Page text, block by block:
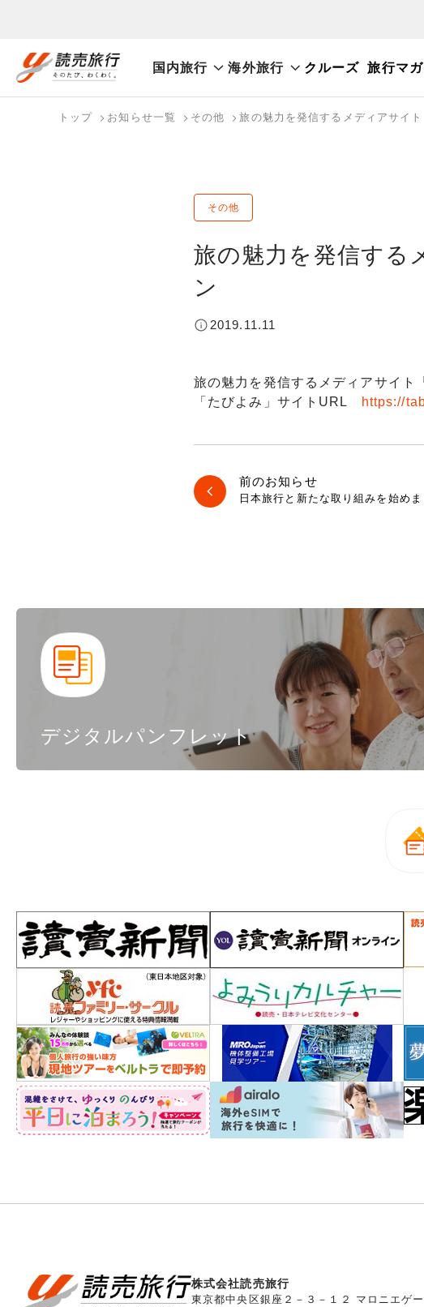
国内旅行 海外旅行 クルーズ 旅行マ
国内旅行トップ
海外旅行トップ
トップ お知らせ一覧 その他 旅の魅力を発信するメディアサイ
その他
旅の魅力を発信する
ン
2019.11.11
旅の魅力を発信するメディアサイト
「たびよみ」サイトURL
https://
前のお知らせ
日本旅行と新たな取り組みを始めま
デジタルパンフレット
株式会社読売旅行
東京都中央区銀座２－３－１２ マロニエゲ